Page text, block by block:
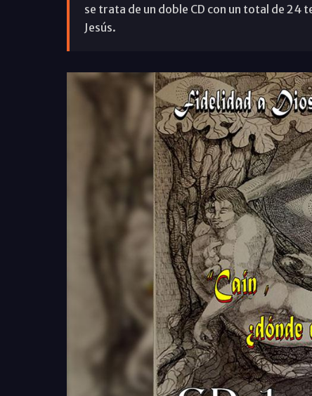
se trata de un doble CD con un total de 24
Jesús.